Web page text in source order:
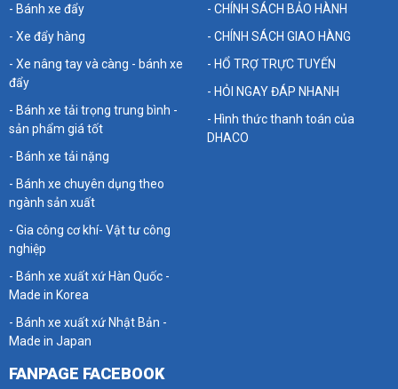
- Bánh xe đẩy
- Xe đẩy hàng
- Xe nâng tay và càng - bánh xe
đẩy
- Bánh xe tải trọng trung bình -
sản phẩm giá tốt
- Bánh xe tải nặng
- Bánh xe chuyên dụng theo
ngành sản xuất
- Gia công cơ khí- Vật tư công
nghiệp
- Bánh xe xuất xứ Hàn Quốc -
Made in Korea
- Bánh xe xuất xứ Nhật Bản -
Made in Japan
- CHÍNH SÁCH BẢO HÀNH
- CHÍNH SÁCH GIAO HÀNG
- HỔ TRỢ TRỰC TUYẾN
- HỎI NGAY ĐÁP NHANH
- Hình thức thanh toán của
DHACO
FANPAGE FACEBOOK